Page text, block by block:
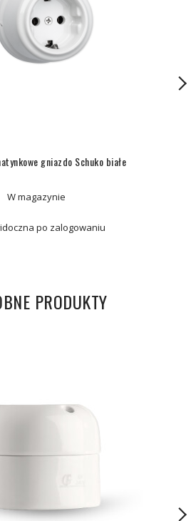
gniazdo Schuko białe
W magazynie
po zalogowaniu
PRODUKTY